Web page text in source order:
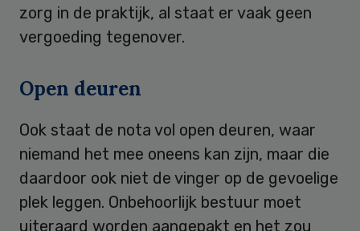
zorg in de praktijk, al staat er vaak geen
vergoeding tegenover.
Open deuren
Ook staat de nota vol open deuren, waar
niemand het mee oneens kan zijn, maar die
daardoor ook niet de vinger op de gevoelige
plek leggen. Onbehoorlijk bestuur moet
uiteraard worden aangepakt en het zou